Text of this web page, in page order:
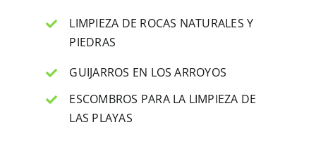
LIMPIEZA DE ROCAS NATURALES Y
PIEDRAS
GUIJARROS EN LOS ARROYOS
ESCOMBROS PARA LA LIMPIEZA DE
LAS PLAYAS